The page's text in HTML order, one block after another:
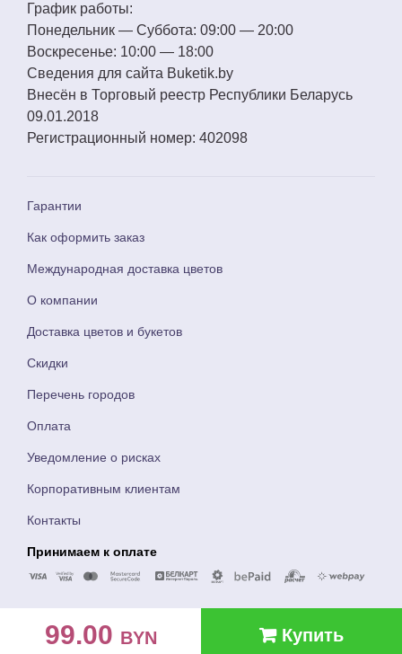
99.00 BYN Купить
График работы:
Понедельник — Суббота: 09:00 — 20:00
Воскресенье: 10:00 — 18:00
Сведения для сайта Buketik.by
Внесён в Торговый реестр Республики Беларусь
09.01.2018
Регистрационный номер: 402098
Гарантии
Как оформить заказ
Международная доставка цветов
О компании
Доставка цветов и букетов
Скидки
Перечень городов
Оплата
Уведомление о рисках
Корпоративным клиентам
Контакты
Принимаем к оплате
© ЧТУП Букетик Бай 2018
без выходных!!! Доставка 24/7!! . Тюльпаны,